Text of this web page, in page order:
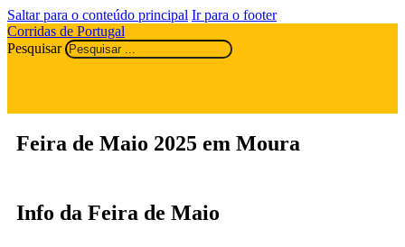
Saltar para o conteúdo principal Ir para o footer
Corridas de Portugal
Pesquisar
Feira de Maio 2025 em Moura
Info da Feira de Maio